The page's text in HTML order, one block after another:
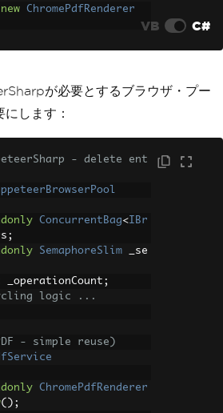
new
ChromePdfRenderer
{i}</h1>");
"doc_{i}.pdf");
automatically
VB C#
が必要とするブラウザ・プー
します：
- delete ent
ConcurrentBag<IBr
;
SemaphoreSlim _se
_operationCount ;
logic ...
- simple reuse)
ChromePdfRenderer
();